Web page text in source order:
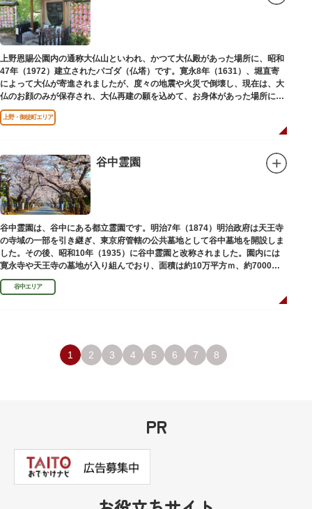
上野恩賜公園内の通称大仏山といわれ、かつて大仏殿があった場所に、昭和
47年（1972）建立されたパゴダ（仏塔）です。寛永8年（1631）、堀直寄
によって大仏が寄進されましたが、度々の地震や火災で倒壊し、現在は、大
仏のお顔のみが保存され、大仏再建の願を込めて、お身体があった場所にパ
ゴダが建てられました。
上野・御徒町エリア
谷中霊園
谷中霊園は、谷中にある都立霊園です。明治7年（1874）明治政府は天王寺
の寺域の一部を引き継ぎ、東京府管轄の公共墓地として谷中墓地を開設しま
した。その後、昭和10年（1935）に谷中霊園と改称されました。園内には
寛永寺や天王寺の墓地が入り組んでおり、面積は約10万平方ｍ、約7000基
の墓が並んでいます。園内を通る「さくら通り」は桜の名所となっていま
す。谷中エリア
1 2 3 4 5 6 7 8
PR